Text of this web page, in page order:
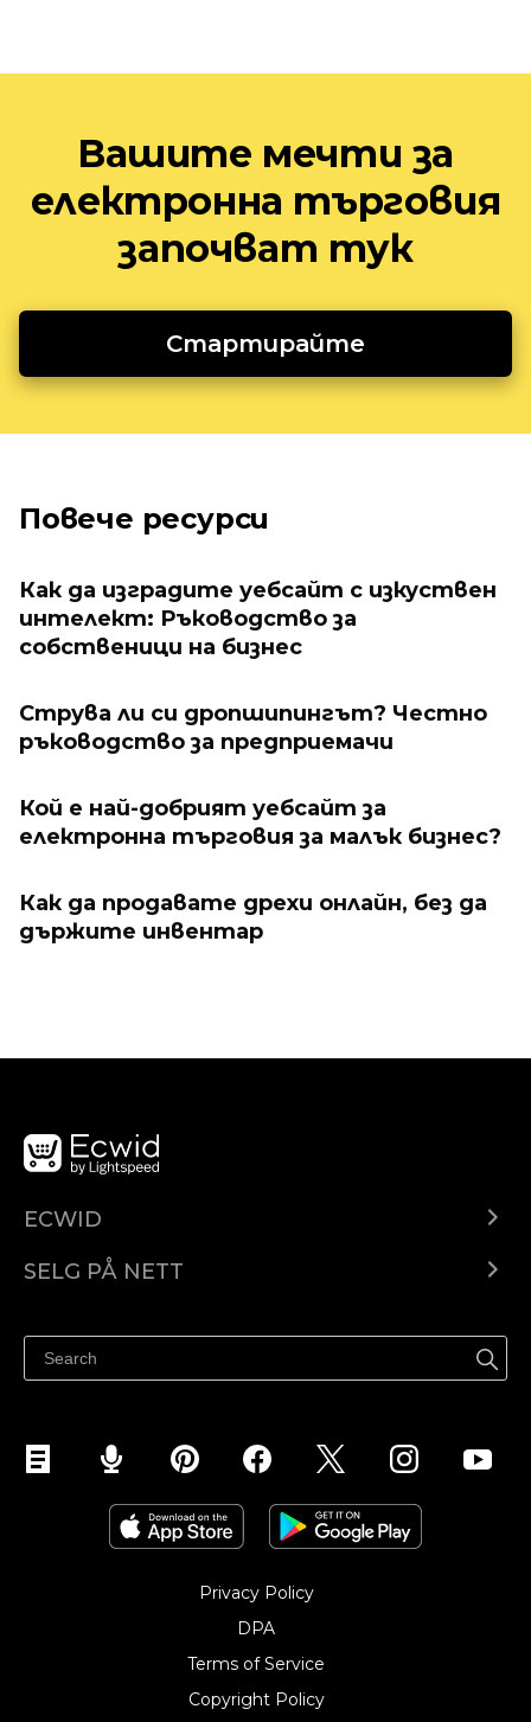
Вашите мечти за
електронна търговия
започват тук
Стартирайте
Повече ресурси
Как да изградите уебсайт с изкуствен
интелект: Ръководство за
собственици на бизнес
Струва ли си дропшипингът? Честно
ръководство за предприемачи
Кой е най-добрият уебсайт за
електронна търговия за малък бизнес?
Как да продавате дрехи онлайн, без да
държите инвентар
ECWID
Pris
SELG PÅ NETT
Selg på Facebook
Selg på Instagram
Privacy Policy
DPA
Terms of Service
Copyright Policy‎